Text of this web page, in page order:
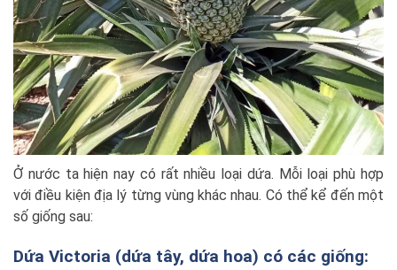
Ở nước ta hiện nay có rất nhiều loại dứa. Mỗi loại phù hợp
với điều kiện địa lý từng vùng khác nhau. Có thể kể đến một
số giống sau:
Dứa Victoria (dứa tây, dứa hoa) có các giống: